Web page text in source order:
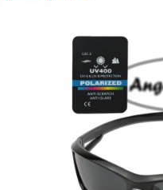
je
0,0
z
5
hvězdiček.